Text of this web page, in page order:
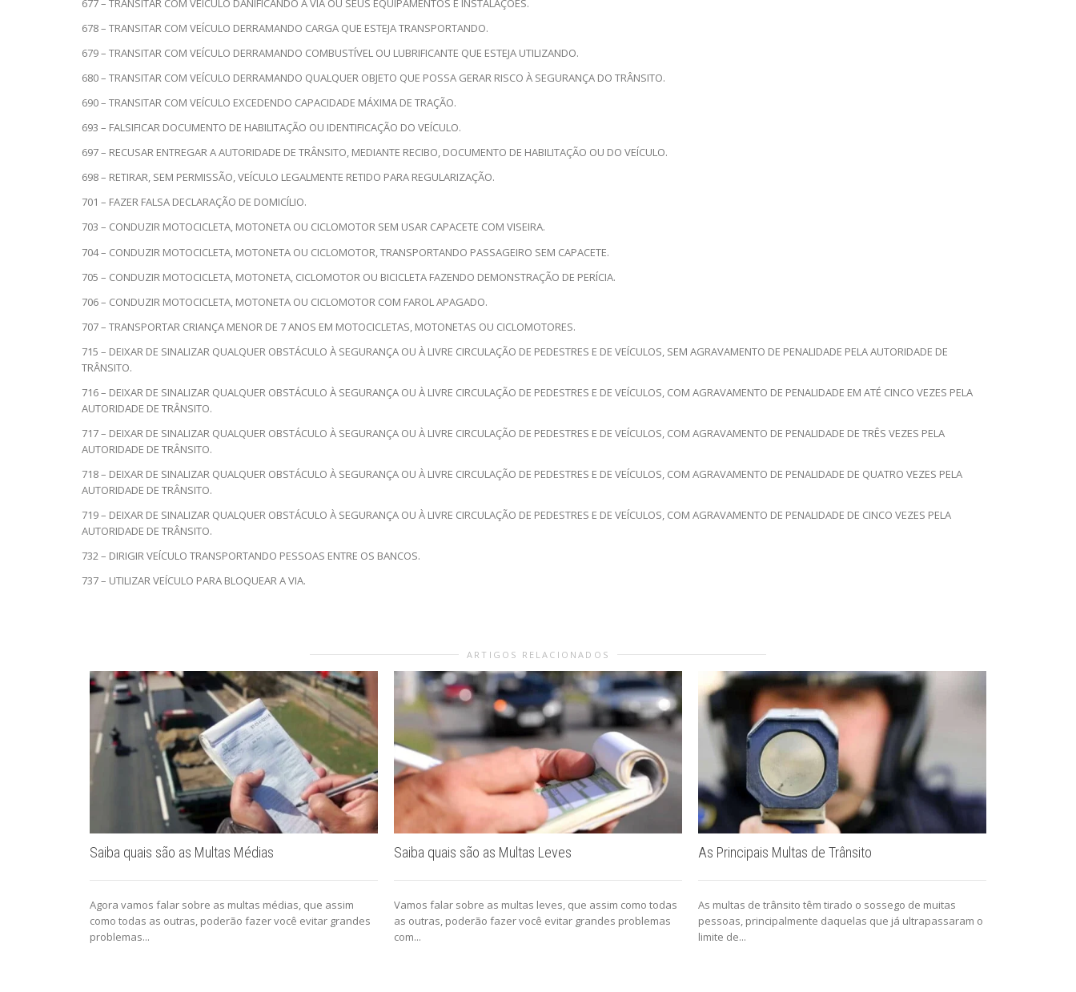
677 – TRANSITAR COM VEÍCULO DANIFICANDO A VIA OU SEUS EQUIPAMENTOS E INSTALAÇÕES.
678 – TRANSITAR COM VEÍCULO DERRAMANDO CARGA QUE ESTEJA TRANSPORTANDO.
679 – TRANSITAR COM VEÍCULO DERRAMANDO COMBUSTÍVEL OU LUBRIFICANTE QUE ESTEJA UTILIZANDO.
680 – TRANSITAR COM VEÍCULO DERRAMANDO QUALQUER OBJETO QUE POSSA GERAR RISCO À SEGURANÇA DO TRÂNSITO.
690 – TRANSITAR COM VEÍCULO EXCEDENDO CAPACIDADE MÁXIMA DE TRAÇÃO.
693 – FALSIFICAR DOCUMENTO DE HABILITAÇÃO OU IDENTIFICAÇÃO DO VEÍCULO.
697 – RECUSAR ENTREGAR A AUTORIDADE DE TRÂNSITO, MEDIANTE RECIBO, DOCUMENTO DE HABILITAÇÃO OU DO VEÍCULO.
698 – RETIRAR, SEM PERMISSÃO, VEÍCULO LEGALMENTE RETIDO PARA REGULARIZAÇÃO.
701 – FAZER FALSA DECLARAÇÃO DE DOMICÍLIO.
703 – CONDUZIR MOTOCICLETA, MOTONETA OU CICLOMOTOR SEM USAR CAPACETE COM VISEIRA.
704 – CONDUZIR MOTOCICLETA, MOTONETA OU CICLOMOTOR, TRANSPORTANDO PASSAGEIRO SEM CAPACETE.
705 – CONDUZIR MOTOCICLETA, MOTONETA, CICLOMOTOR OU BICICLETA FAZENDO DEMONSTRAÇÃO DE PERÍCIA.
706 – CONDUZIR MOTOCICLETA, MOTONETA OU CICLOMOTOR COM FAROL APAGADO.
707 – TRANSPORTAR CRIANÇA MENOR DE 7 ANOS EM MOTOCICLETAS, MOTONETAS OU CICLOMOTORES.
715 – DEIXAR DE SINALIZAR QUALQUER OBSTÁCULO À SEGURANÇA OU À LIVRE CIRCULAÇÃO DE PEDESTRES E DE VEÍCULOS, SEM AGRAVAMENTO DE PENALIDADE PELA AUTORIDADE DE
TRÂNSITO.
716 – DEIXAR DE SINALIZAR QUALQUER OBSTÁCULO À SEGURANÇA OU À LIVRE CIRCULAÇÃO DE PEDESTRES E DE VEÍCULOS, COM AGRAVAMENTO DE PENALIDADE EM ATÉ CINCO VEZES PELA
AUTORIDADE DE TRÂNSITO.
717 – DEIXAR DE SINALIZAR QUALQUER OBSTÁCULO À SEGURANÇA OU À LIVRE CIRCULAÇÃO DE PEDESTRES E DE VEÍCULOS, COM AGRAVAMENTO DE PENALIDADE DE TRÊS VEZES PELA
AUTORIDADE DE TRÂNSITO.
718 – DEIXAR DE SINALIZAR QUALQUER OBSTÁCULO À SEGURANÇA OU À LIVRE CIRCULAÇÃO DE PEDESTRES E DE VEÍCULOS, COM AGRAVAMENTO DE PENALIDADE DE QUATRO VEZES PELA
AUTORIDADE DE TRÂNSITO.
719 – DEIXAR DE SINALIZAR QUALQUER OBSTÁCULO À SEGURANÇA OU À LIVRE CIRCULAÇÃO DE PEDESTRES E DE VEÍCULOS, COM AGRAVAMENTO DE PENALIDADE DE CINCO VEZES PELA
AUTORIDADE DE TRÂNSITO.
732 – DIRIGIR VEÍCULO TRANSPORTANDO PESSOAS ENTRE OS BANCOS.
737 – UTILIZAR VEÍCULO PARA BLOQUEAR A VIA.
ARTIGOS RELACIONADOS
Saiba quais são as Multas Médias
Agora vamos falar sobre as multas médias, que assim
como todas as outras, poderão fazer você evitar grandes
problemas...
Saiba quais são as Multas Leves
Vamos falar sobre as multas leves, que assim como todas
as outras, poderão fazer você evitar grandes problemas
com...
As Principais Multas de Trânsito
As multas de trânsito têm tirado o sossego de muitas
pessoas, principalmente daquelas que já ultrapassaram o
limite de...